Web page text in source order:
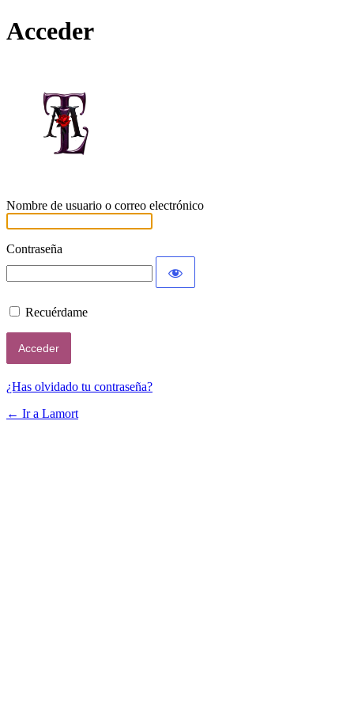
Acceder
Nombre de usuario o correo electrónico
Contraseña
Recuérdame
¿Has olvidado tu contraseña?
← Ir a Lamort